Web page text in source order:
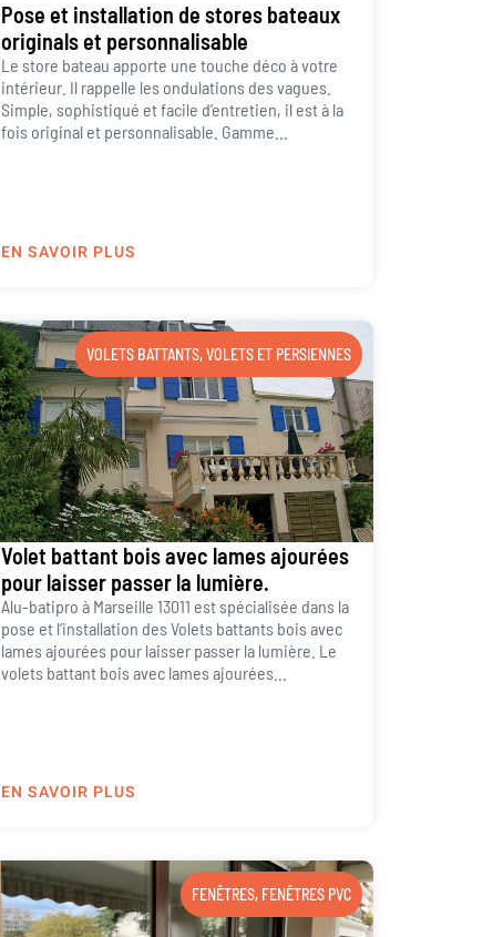
Pose et installation de stores bateaux
originals et personnalisable
Le store bateau apporte une touche déco à votre
intérieur. Il rappelle les ondulations des vagues.
Simple, sophistiqué et facile d’entretien, il est à la
fois original et personnalisable. Gamme...
EN SAVOIR PLUS
VOLETS BATTANTS,VOLETS ET PERSIENNES
Volet battant bois avec lames ajourées
pour laisser passer la lumière.
Alu-batipro à Marseille 13011 est spécialisée dans la
pose et l’installation des Volets battants bois avec
lames ajourées pour laisser passer la lumière. Le
volets battant bois avec lames ajourées...
EN SAVOIR PLUS
FENÊTRES, FENÊTRES PVC